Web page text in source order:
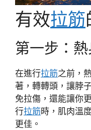
有效拉筋
第一步：熱
在進行拉筋之前，
著，轉轉頭，讓脖
免拉傷，還能讓你
行拉筋時，肌肉溫
更佳。